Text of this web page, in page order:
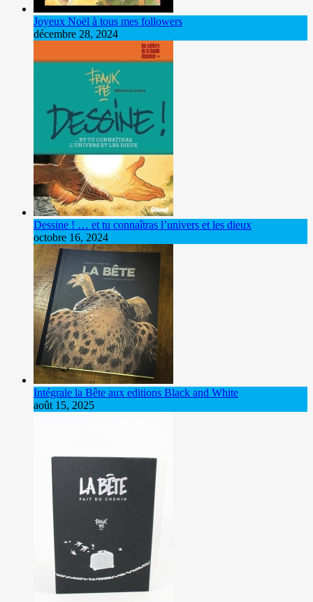
Joyeux Noël à tous mes followers
décembre 28, 2024
Dessine ! … et tu connaîtras l’univers et les dieux
octobre 16, 2024
Intégrale la Bête aux editions Black and White
août 15, 2025